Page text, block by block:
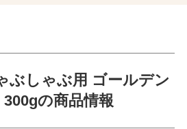
ぶしゃぶ用 ゴールデン
の商品情報